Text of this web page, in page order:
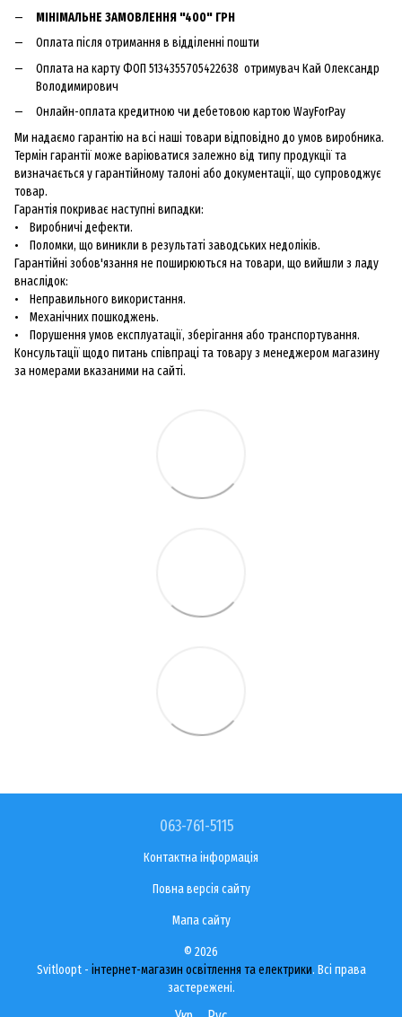
МІНІМАЛЬНЕ ЗАМОВЛЕННЯ "400" ГРН
Оплата після отримання в відділенні пошти
Оплата на карту ФОП 5134355705422638 отримувач Кай Олександр
Володимирович
Онлайн-оплата кредитною чи дебетовою картою WayForPay
Ми надаємо гарантію на всі наші товари відповідно до умов виробника.
Термін гарантії може варіюватися залежно від типу продукції та
визначається у гарантійному талоні або документації, що супроводжує
товар.
Гарантія покриває наступні випадки:
• Виробничі дефекти.
• Поломки, що виникли в результаті заводських недоліків.
Гарантійні зобов'язання не поширюються на товари, що вийшли з ладу
внаслідок:
• Неправильного використання.
• Механічних пошкоджень.
• Порушення умов експлуатації, зберігання або транспортування.
Консультації щодо питань співпраці та товару з менеджером магазину
за номерами вказаними на сайті.
063-761-5115
Контактна інформація
Повна версія сайту
Мапа сайту
© 2026
Svitloopt - інтернет-магазин освітлення та електрики. Всі права
застережені.